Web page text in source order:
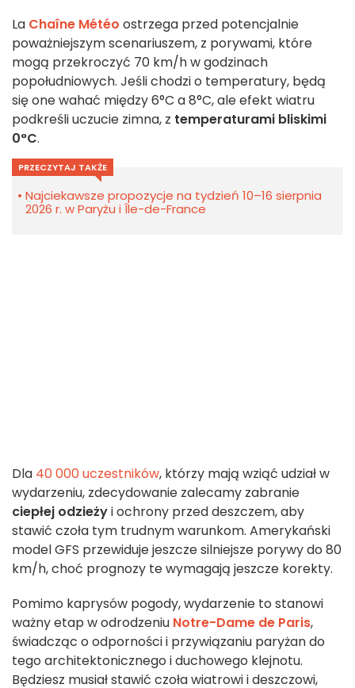
La Chaîne Météo ostrzega przed potencjalnie
poważniejszym scenariuszem, z porywami, które
mogą przekroczyć 70 km/h w godzinach
popołudniowych. Jeśli chodzi o temperatury, będą
się one wahać między 6°C a 8°C, ale efekt wiatru
podkreśli uczucie zimna, z temperaturami bliskimi
0°C.
PRZECZYTAJ TAKŻE
Najciekawsze propozycje na tydzień 10–16 sierpnia
2026 r. w Paryżu i Île-de-France
Dla 40 000 uczestników, którzy mają wziąć udział w
wydarzeniu, zdecydowanie zalecamy zabranie
ciepłej odzieżyi ochrony przed deszczem, aby
stawić czoła tym trudnym warunkom. Amerykański
model GFS przewiduje jeszcze silniejsze porywy do 80
km/h, choć prognozy te wymagają jeszcze korekty.
Pomimo kaprysów pogody, wydarzenie to stanowi
ważny etap w odrodzeniu Notre-Dame de Paris,
świadcząc o odporności i przywiązaniu paryżan do
tego architektonicznego i duchowego klejnotu.
Będziesz musiał stawić czoła wiatrowi i deszczowi,